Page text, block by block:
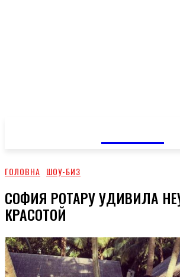
ГОЛОВНА ШОУ-БИЗ
СОФИЯ РОТАРУ УДИВИЛА
КРАСОТОЙ